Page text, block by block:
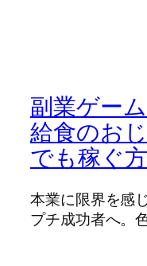
副業ゲー
給食のお
でも稼ぐ方
本業に限界を感
プチ成功者へ。